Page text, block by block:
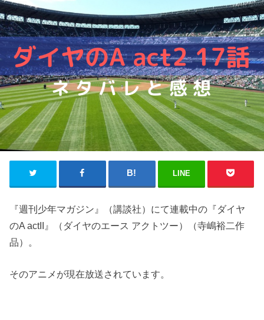
LINE
『週刊少年マガジン』（講談社）にて連載中の『ダイヤ
のA actII』（ダイヤのエース アクトツー）（寺嶋裕二作
品）。
そのアニメが現在放送されています。